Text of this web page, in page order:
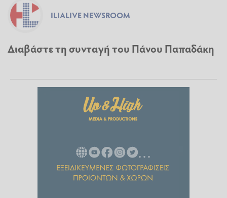
ILIALIVE NEWSROOM
Διαβάστε τη συνταγή του Πάνου Παπαδάκη